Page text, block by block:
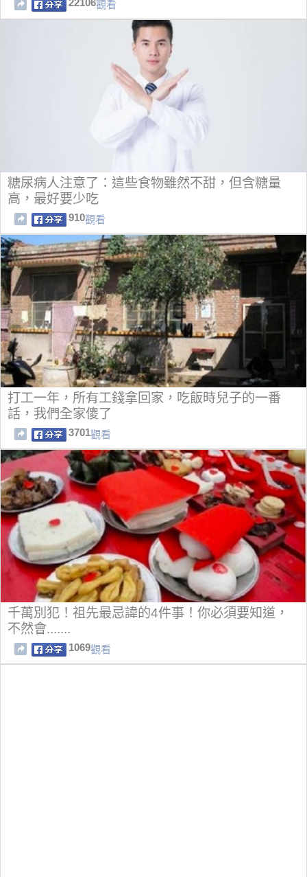
22106觀看
糖尿病人注意了：這些食物雖然不甜，但含糖量
高，最好要少吃
910觀看
打工一年，所有工錢拿回家，吃飯時兒子的一番
話，我們全家傻了
3701觀看
千萬別犯！祖先最忌諱的4件事！你必須要知道，
不然會.......
1069觀看